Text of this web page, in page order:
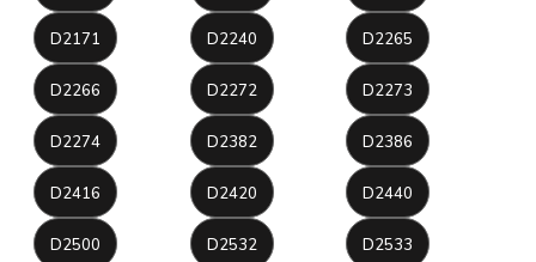
D2171 D2240 D2265
D2266 D2272 D2273
D2274 D2382 D2386
D2416 D2420 D2440
D2500 D2532 D2533